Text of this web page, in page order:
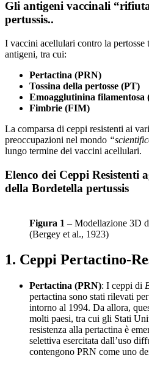
Gli antigeni vaccinali
pertussis..
I vaccini acellulari contro la pertosse
antigeni, tra cui:
Pertactina (PRN)
Tossina della pertosse (PT)
Emoagglutinina filamentosa
Fimbrie (FIM)
La comparsa di ceppi resistenti ai
preoccupazioni nel mondo
lungo termine dei vaccini acellulari.
Elenco dei Ceppi Resistenti
della Bordetella pertussis
Figura 1 – Modellazione 3D
(Bergey et al., 1923)
1. Ceppi Pertactino-
Pertactina (PRN): I ceppi di
pertactina sono stati rilevati
intorno al 1994. Da allora,
molti paesi, tra cui gli Stati
resistenza alla pertactina è
selettiva esercitata dall’uso
contengono PRN come uno